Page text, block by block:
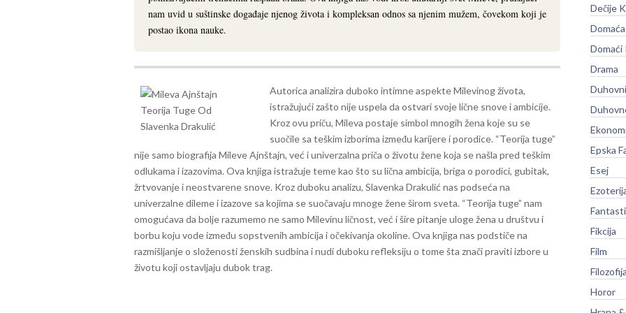
nam uvid u suštinske događaje njenog života i kompleksan odnos sa njenim mužem, čovekom koji je
postao ikona nauke.
Autorica analizira duboko intimne aspekte Milevinog života,
istražujući zašto nije uspela da ostvari svoje lične snove i ambicije.
Kroz ovu priču, Mileva postaje simbol mnogih žena koje su se
suočile sa teškim izborima između karijere i porodice. “Teorija tuge”
nije samo biografija Mileve Ajnštajn, već i univerzalna priča o životu žene koja se našla pred teškim
odlukama i izazovima. Ova knjiga istražuje teme kao što su lična ambicija, briga o porodici, gubitak,
žrtvovanje i neostvarene snove. Kroz duboku analizu, Slavenka Drakulić nas podseća na
univerzalne dileme i izazove sa kojima se suočavaju mnoge žene širom sveta. “Teorija tuge” nam
omogućava da bolje razumemo ne samo Milevinu ličnost, već i šire pitanje uloge žena u društvu i
borbu koju vode između sopstvenih ambicija i očekivanja okoline. Ova knjiga nas podstiče na
razmišljanje o složenosti ženskih sudbina i nudi duboku refleksiju o tome šta znači praviti izbore u
životu koji ostavljaju dubok trag.
Dečije
Domaći
Drama
Epska
Esej
Fikcija
Film
Horor